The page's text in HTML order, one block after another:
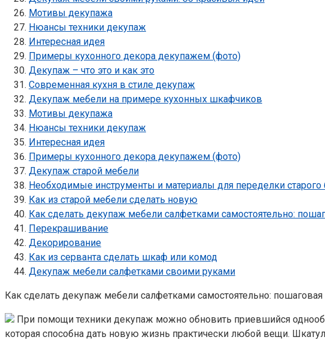
Мотивы декупажа
Нюансы техники декупаж
Интересная идея
Примеры кухонного декора декупажем (фото)
Декупаж – что это и как это
Современная кухня в стиле декупаж
Декупаж мебели на примере кухонных шкафчиков
Мотивы декупажа
Нюансы техники декупаж
Интересная идея
Примеры кухонного декора декупажем (фото)
Декупаж старой мебели
Необходимые инструменты и материалы для переделки
Как из старой мебели сделать новую
Как сделать декупаж мебели салфетками самостоятельно:
Перекрашивание
Декорирование
Как из серванта сделать шкаф или комод
Декупаж мебели салфетками своими руками
Как сделать декупаж мебели салфетками самостоятельно: пошаговая
При помощи техники декупаж можно обновить приевшийся
которая способна дать новую жизнь практически любой вещи.